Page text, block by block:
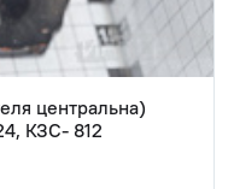
центральна)
КЗС- 812